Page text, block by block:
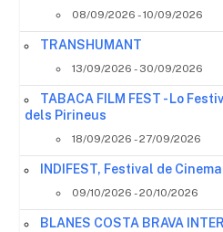
08/09/2026 - 10/09/2026
TRANSHUMANT
13/09/2026 - 30/09/2026
TABACA FILM FEST - Lo
dels Pirineus
18/09/2026 - 27/09/2026
INDIFEST, Festival de
09/10/2026 - 20/10/2026
BLANES COSTA BRAVA